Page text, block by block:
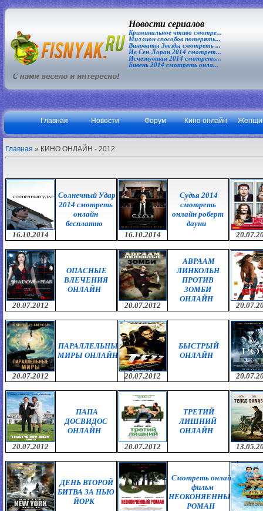
Новости сериалов
Криминальное чтиво смотре...
Миллион способов потерять...
Виноваты Звезды смотреть ...
Ив Сен-Лоран 2014 смотрет...
Исчезнувшая 2014 смотреть...
Бивень 2014 смотреть онла...
Главная Новости Форум Кино онлайн
Главная » КИНО ОНЛАЙН - 2012
16.10.2014
Солнечный Удар
2014 смотреть
онлайн
бесплатно
16.10.2014
Судья 2014
смотреть
онлайн роберт
дауни
20.07.2012
ОПАСНЫЕ
ВЛЕЧЕНИЯ
ОНЛАЙН
20.07.2012
АВРААМ
ЛИНКОЛЬН
ПРОТИВ
ЗОМБИ
ОНЛАЙН
20.07.2012
ПАРАЛЛЕЛЬНЫЕ
МИРЫ ОНЛАЙН
20.07.2012
БЫСТРЫЙ
ОНЛАЙН
20.07.2012
ПАПА
ДОСВИДОС
ОНЛАЙН
20.07.2012
ТРЕТИЙ
ЛИШНИЙ
ОНЛАЙН
ДЕНЬ ВТОРОЙ
БИТВА ЗА НЬЮ
ЙОРК
Смотреть онлайн
фильм
НЕОКОНЯЕННЫЙ
РОМАН